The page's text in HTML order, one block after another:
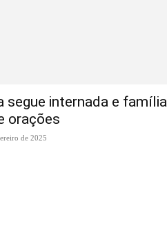
segue internada e família
orações
de 2025